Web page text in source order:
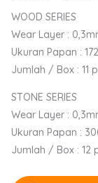
WOOD SERIES
Wear Layer :
Ukuran Papan :
Jumlah / Box : 11
STONE SERIES
Wear Layer :
Ukuran Papan :
Jumlah / Box : 12